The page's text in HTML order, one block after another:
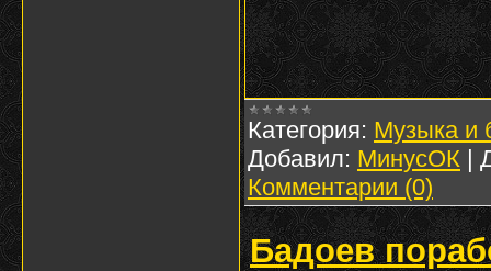
Категория: Музыка и
Добавил: МинусОК |
Комментарии (0)
Бадоев